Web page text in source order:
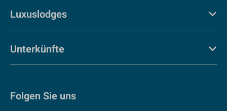
Luxuslodges
Unterkünfte
Folgen Sie uns